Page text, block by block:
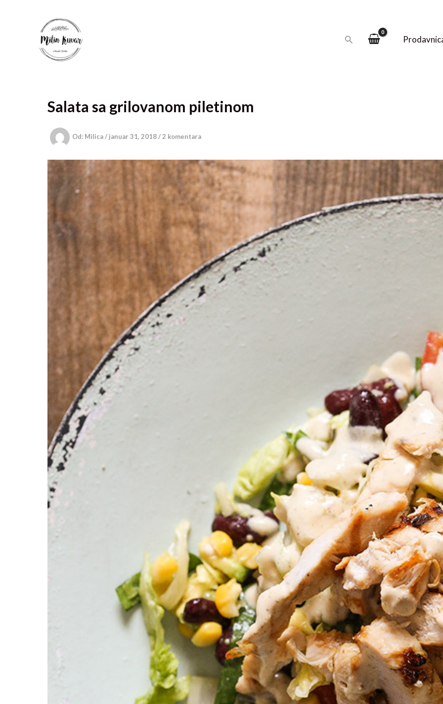
Pretraga
Salata sa grilovanom piletinom
Od: Milica/ januar 31, 2018/2 komentara